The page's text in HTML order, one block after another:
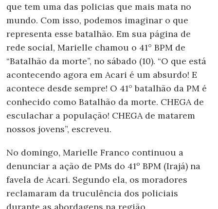
que tem uma das policias que mais mata no
mundo. Com isso, podemos imaginar o que
representa esse batalhão. Em sua página de
rede social, Marielle chamou o 41° BPM de
“Batalhão da morte”, no sábado (10). “O que está
acontecendo agora em Acari é um absurdo! E
acontece desde sempre! O 41° batalhão da PM é
conhecido como Batalhão da morte. CHEGA de
esculachar a população! CHEGA de matarem
nossos jovens”, escreveu.
No domingo, Marielle Franco continuou a
denunciar a ação de PMs do 41º BPM (Irajá) na
favela de Acari. Segundo ela, os moradores
reclamaram da truculência dos policiais
durante as abordagens na região.